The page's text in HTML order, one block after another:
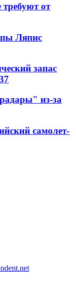
от
Ляпис
запас
из-за
самолет-